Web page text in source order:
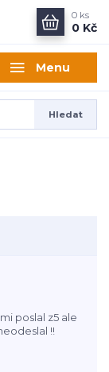
Menu
Hledat
0 ks
0 Kč
poslal z5 ale
!!